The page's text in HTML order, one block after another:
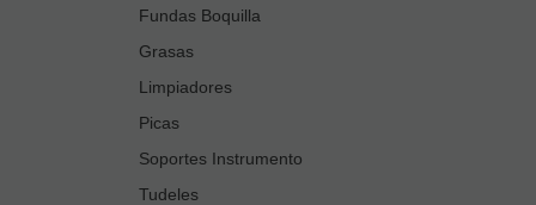
Fundas Boquilla
Grasas
Limpiadores
Picas
Soportes Instrumento
Tudeles